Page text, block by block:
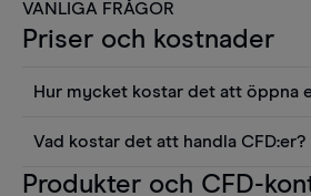
VANLIGA FRÅGOR
Priser och kostnader
Hur mycket kostar det att öppna
använda sådana verktyg som
Vad kostar det att handla CFD:er?
Det är en rad kostnader att tänka
Produkter och CFD-